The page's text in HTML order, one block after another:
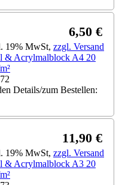
6,50 €
19% MwSt, zzgl. Versand
& Acrylmalblock A4 20
Details/zum Bestellen:
11,90 €
19% MwSt, zzgl. Versand
& Acrylmalblock A3 20